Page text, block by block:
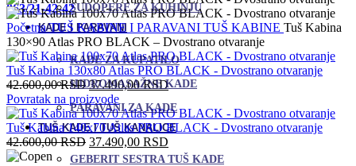
063/21-42-42SUDOPERE ZA KUHINJU
KADE I PARAVANI
KADE ZA KUPATILO
HIDROMASAŽNE KADE
PARAVANI ZA KADE
TUŠ KADE I TUŠ KANALICE
GEBERIT SESTRA TUŠ KADE
PočetnaTUŠ KABINE I PARAVANI TUŠ KABINE Tuš Kabina
130×90 Atlas PRO BLACK – Dvostrano otvaranje
Tuš Kabina 130x80 Atlas PRO BLACK - Dvostrano otvaranje
42.600,00RSDOriginalna
cena
je
bila:
42.600,00 RSD.
37.490,00RSDTrenutna
je:
37.490,00 RSD.
Povratak na proizvode
Tuš Kabina 140x70 Atlas PRO BLACK - Dvostrano otvaranje
42.600,00RSD Originalna
cena
37.490,00 RSD
cena